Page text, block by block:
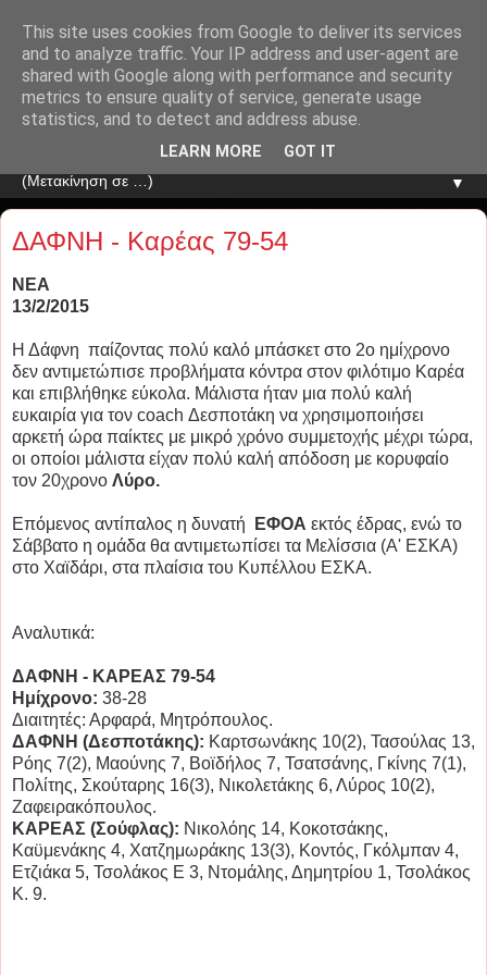
▼
ΔΑΦΝΗ - Καρέας 79-54
ΝΕΑ
13/2/2015
Η Δάφνη παίζοντας πολύ καλό μπάσκετ στο 2ο ημίχρονο
δεν αντιμετώπισε προβλήματα κόντρα στον φιλότιμο Καρέα
και επιβλήθηκε εύκολα. Μάλιστα ήταν μια πολύ καλή
ευκαιρία για τον coach Δεσποτάκη να χρησιμοποιήσει
αρκετή ώρα παίκτες με μικρό χρόνο συμμετοχής μέχρι τώρα,
οι οποίοι μάλιστα είχαν πολύ καλή απόδοση με κορυφαίο
τον 20χρονο Λύρο.
Επόμενος αντίπαλος η δυνατή ΕΦΟΑ εκτός έδρας, ενώ το
Σάββατο η ομάδα θα αντιμετωπίσει τα Μελίσσια (Α' ΕΣΚΑ)
στο Χαϊδάρι, στα πλαίσια του Κυπέλλου ΕΣΚΑ.
Αναλυτικά:
ΔΑΦΝΗ - ΚΑΡΕΑΣ 79-54
Ημίχρονο: 38-28
Διαιτητές: Αρφαρά, Μητρόπουλος.
ΔΑΦΝΗ (Δεσποτάκης): Καρτσωνάκης 10(2), Τασούλας 13,
Ρόης 7(2), Μαούνης 7, Βοϊδήλος 7, Τσατσάνης, Γκίνης 7(1),
Πολίτης, Σκούταρης 16(3), Νικολετάκης 6, Λύρος 10(2),
Ζαφειρακόπουλος.
ΚΑΡΕΑΣ (Σούφλας): Νικολόης 14, Κοκοτσάκης,
Καϋμενάκης 4, Χατζημωράκης 13(3), Κοντός, Γκόλμπαν 4,
Ετζιάκα 5, Τσολάκος Ε 3, Ντομάλης, Δημητρίου 1, Τσολάκος
Κ. 9.
This site uses cookies from Google to deliver its services
and to analyze traffic. Your IP address and user-agent are
shared with Google along with performance and security
metrics to ensure quality of service, generate usage
statistics, and to detect and address abuse.
LEARN MORE GOT IT